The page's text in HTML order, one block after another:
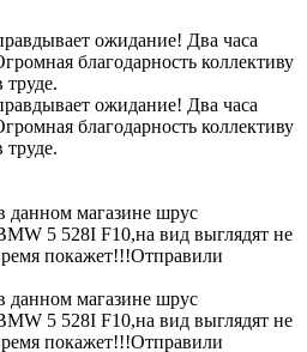
ожидание! Два часа
благодарность коллективу
труде.
ожидание! Два часа
благодарность коллективу
труде.
данном магазине шрус
5 528I F10,на вид выглядят не
покажет!!!Отправили
данном магазине шрус
5 528I F10,на вид выглядят не
покажет!!!Отправили